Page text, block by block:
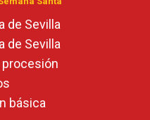
de Sevilla
de Sevilla
básica